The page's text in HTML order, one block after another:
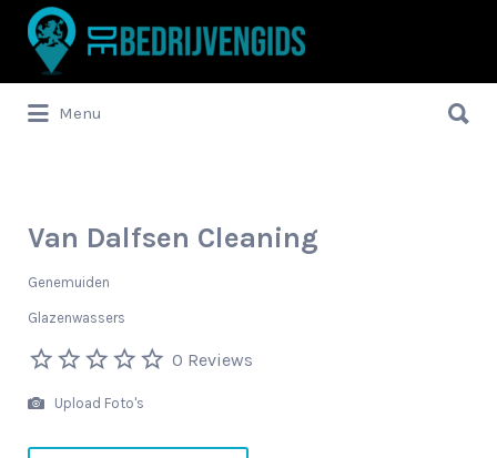
Zoek
naar:
Menu
naar:
Van Dalfsen Cleaning
Genemuiden
Glazenwassers
0 Reviews
Upload Foto's